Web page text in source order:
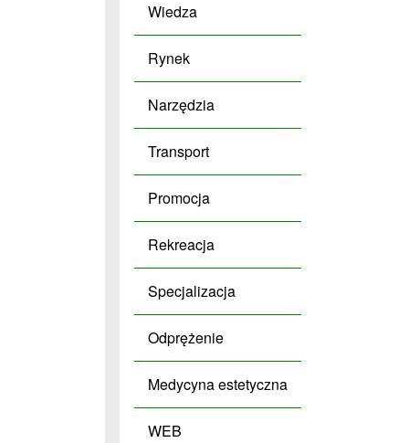
Wiedza
Rynek
Narzędzia
Transport
Promocja
Rekreacja
Specjalizacja
Odprężenie
Medycyna estetyczna
WEB